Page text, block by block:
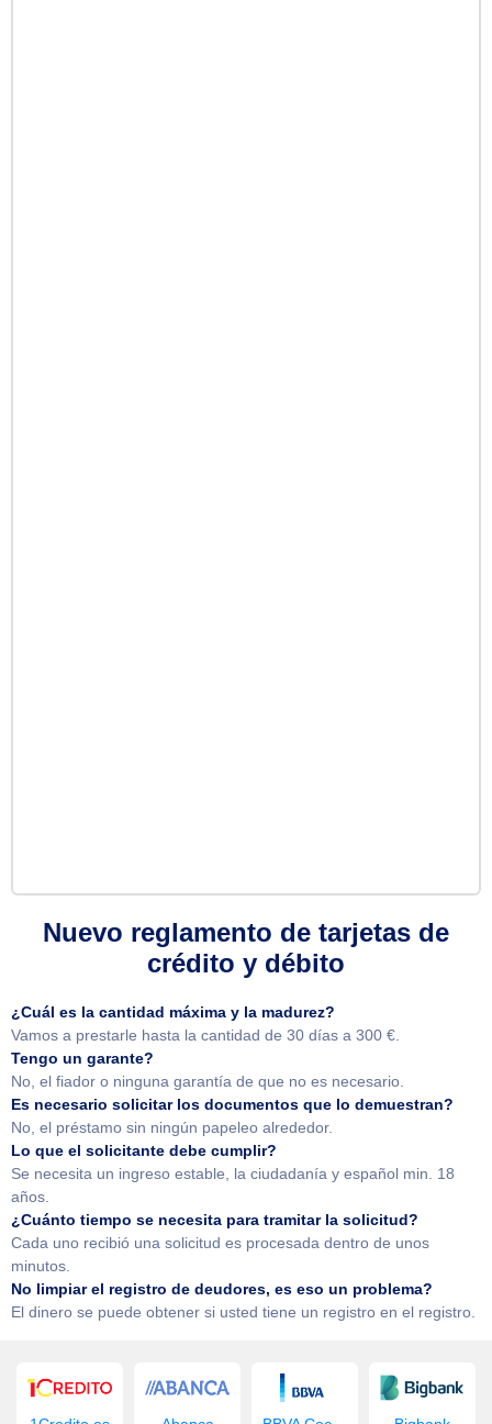
Nuevo reglamento de tarjetas de
crédito y débito
¿Cuál es la cantidad máxima y la madurez?
Vamos a prestarle hasta la cantidad de 30 días a 300 €.
Tengo un garante?
No, el fiador o ninguna garantía de que no es necesario.
Es necesario solicitar los documentos que lo demuestran?
No, el préstamo sin ningún papeleo alrededor.
Lo que el solicitante debe cumplir?
Se necesita un ingreso estable, la ciudadanía y español min. 18
años.
¿Cuánto tiempo se necesita para tramitar la solicitud?
Cada uno recibió una solicitud es procesada dentro de unos
minutos.
No limpiar el registro de deudores, es eso un problema?
El dinero se puede obtener si usted tiene un registro en el registro.